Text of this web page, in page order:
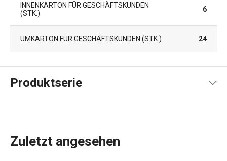
INNENKARTON FÜR GESCHÄFTSKUNDEN
(STK.)
6
UMKARTON FÜR GESCHÄFTSKUNDEN (STK.) 24
Produktserie
Zuletzt angesehen